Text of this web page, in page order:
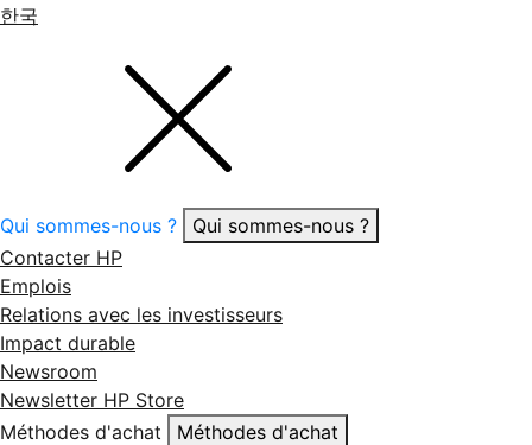
한국
Qui sommes-nous ?
Qui sommes-nous ?
Contacter HP
Emplois
Relations avec les investisseurs
Impact durable
Newsroom
Newsletter HP Store
Méthodes d'achat
Méthodes d'achat